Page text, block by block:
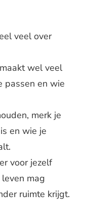
veel over
wel veel
passen en wie
merk je
en wie je
voor jezelf
mag
ruimte krijgt.